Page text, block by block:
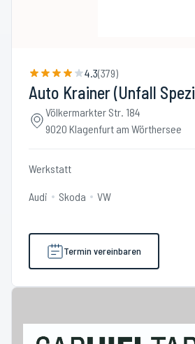
4.3(379)
Auto Krainer (Unfall
Völkermarkter Str. 184
9020 Klagenfurt am Wörthersee
Werkstatt
Audi Skoda VW
Termin vereinbaren